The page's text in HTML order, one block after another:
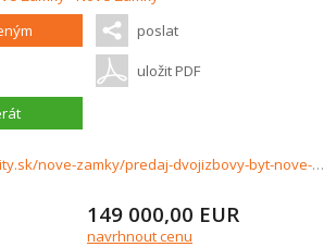
poslat
uložit PDF
https://www.haloreality.sk/nove-zamky/predaj-dvojizbovy-byt-nove-zamky-s-balkonom-a-s-dvomi-pivnicami/73377
149 000,00 EUR
navrhnout cenu